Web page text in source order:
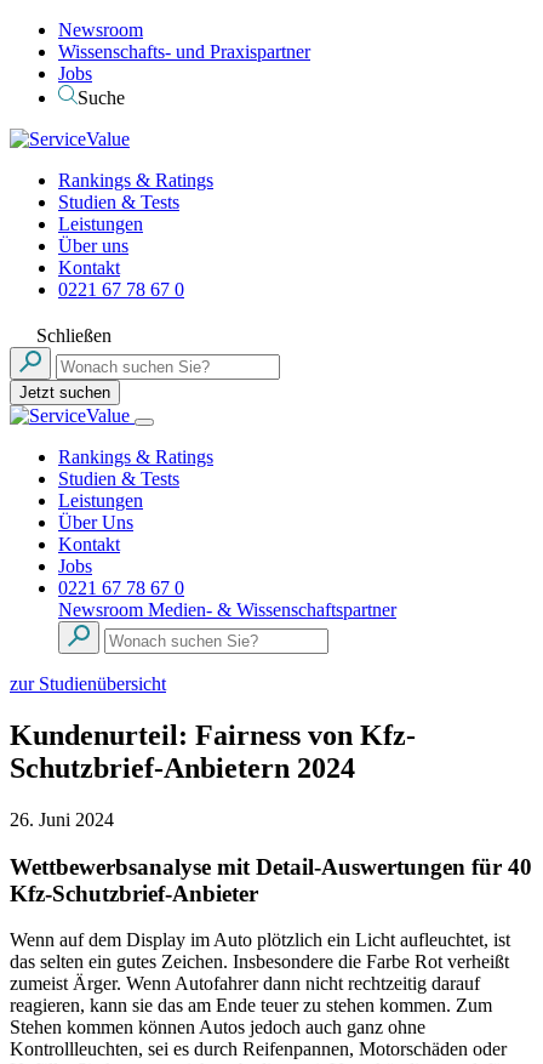
Newsroom
Wissenschafts- und Praxispartner
Jobs
Suche
Rankings & Ratings
Studien & Tests
Leistungen
Über uns
Kontakt
0221 67 78 67 0
Schließen
Jetzt suchen
Rankings & Ratings
Studien & Tests
Leistungen
Über Uns
Kontakt
Jobs
0221 67 78 67 0
Newsroom Medien- & Wissenschaftspartner
zur Studienübersicht
Kundenurteil: Fairness von Kfz-
Schutzbrief-Anbietern 2024
26. Juni 2024
Wettbewerbsanalyse mit Detail-Auswertungen für 40
Kfz-Schutzbrief-Anbieter
Wenn auf dem Display im Auto plötzlich ein Licht aufleuchtet, ist
das selten ein gutes Zeichen. Insbesondere die Farbe Rot verheißt
zumeist Ärger. Wenn Autofahrer dann nicht rechtzeitig darauf
reagieren, kann sie das am Ende teuer zu stehen kommen. Zum
Stehen kommen können Autos jedoch auch ganz ohne
Kontrollleuchten, sei es durch Reifenpannen, Motorschäden oder